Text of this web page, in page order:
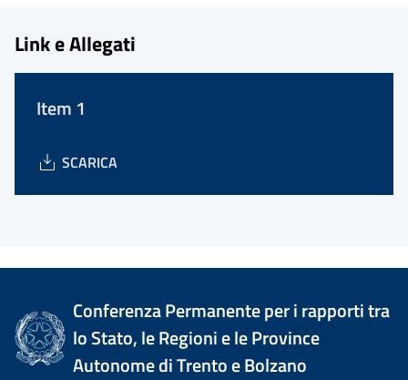
Link e Allegati
Item 1
SCARICA
Conferenza Permanente per i rapporti tra
lo Stato, le Regioni e le Province
Autonome di Trento e Bolzano